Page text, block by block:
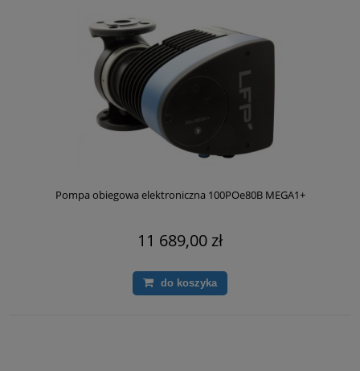
Pompa obiegowa elektroniczna 100POe80B MEGA1+
11 689,00 zł
do koszyka